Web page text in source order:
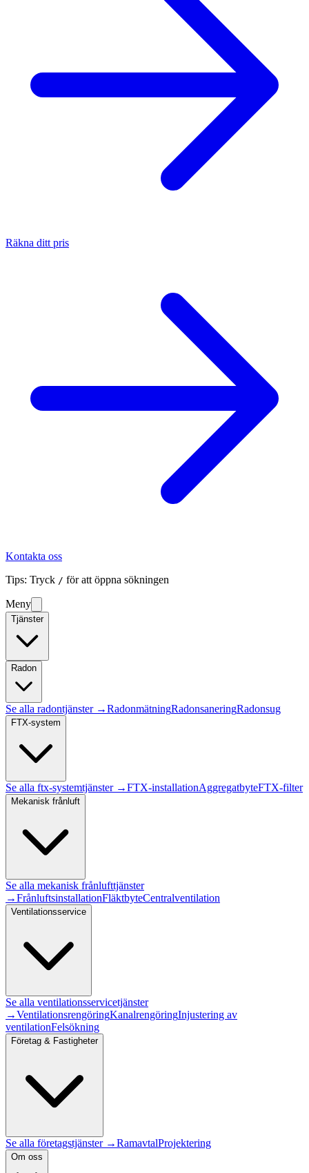
Räkna ditt pris
Kontakta oss
Tips: Tryck / för att öppna sökningen
Meny
Tjänster
Radon
Se alla radontjänster →RadonmätningRadonsaneringRadonsug
FTX-system
Se alla ftx-systemtjänster →FTX-installationAggregatbyteFTX-filter
Mekanisk frånluft
Se alla mekanisk frånlufttjänster
→FrånluftsinstallationFläktbyteCentralventilation
Ventilationsservice
Se alla ventilationsservicetjänster
→VentilationsrengöringKanalrengöringInjustering av
ventilationFelsökning
Företag & Fastigheter
Se alla företagstjänster →RamavtalProjektering
Om oss